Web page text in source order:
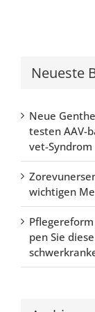
Neu­es­te
Neue
tes­ten AAV-
vet-Syn­drom
wich­ti­gen
pen Sie